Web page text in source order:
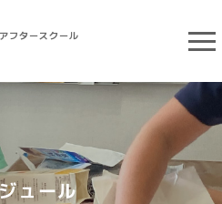
フタースクール
ュール